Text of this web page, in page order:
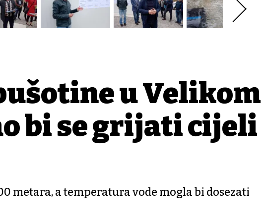
u Velikom
bi se grijati cijeli
metara, a temperatura vode mogla bi dosezati